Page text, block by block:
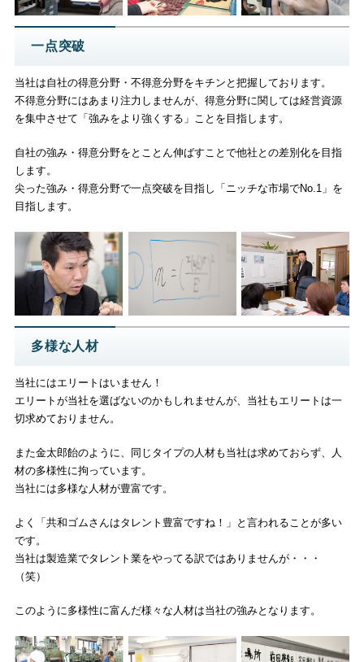
一点突破
当社は自社の得意分野・不得意分野をキチンと把握しております。
不得意分野にはあまり注力しませんが、得意分野に関しては経営資源
を集中させて「強みをより強くする」ことを目指します。
自社の強み・得意分野をとことん伸ばすことで他社との差別化を目指
します。
尖った強み・得意分野で一点突破を目指し「ニッチな市場でNo.1」を
目指します。
多様な人材
当社にはエリートはいません！
エリートが当社を選ばないのかもしれませんが、当社もエリートは一
切求めておりません。
また金太郎飴のように、同じタイプの人材も当社は求めておらず、人
材の多様性に拘っています。
当社には多様な人材が豊富です。
よく「共和ゴムさんはタレント豊富ですね！」と言われることが多い
です。
当社は製造業でタレント業をやってる訳ではありませんが・・・
（笑）
このように多様性に富んだ様々な人材は当社の強みとなります。